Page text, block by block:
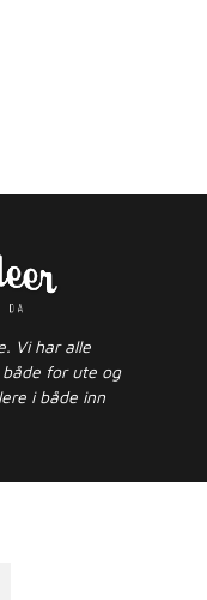
Vi har alle
for ute og
i både inn